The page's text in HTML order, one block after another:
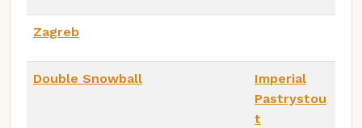
Zagreb
Double Snowball
Imperial
Pastrystou
t